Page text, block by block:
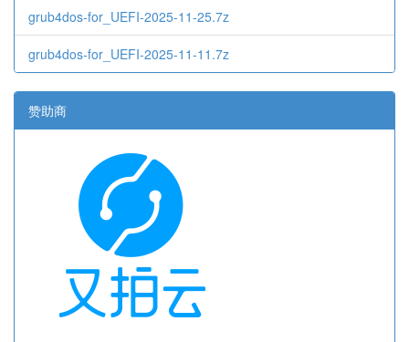
grub4dos-for_UEFI-2025-11-25.7z
grub4dos-for_UEFI-2025-11-11.7z
赞助商